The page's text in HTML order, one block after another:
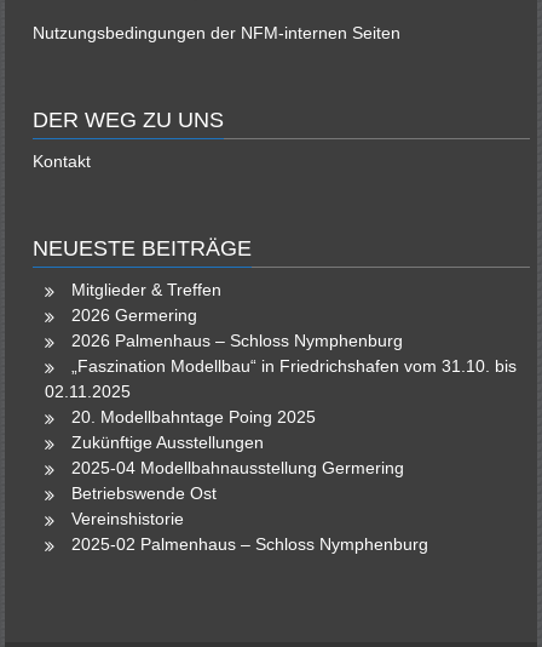
Nutzungsbedingungen der NFM-internen Seiten
DER WEG ZU UNS
Kontakt
NEUESTE BEITRÄGE
Mitglieder & Treffen
2026 Germering
2026 Palmenhaus – Schloss Nymphenburg
„Faszination Modellbau“ in Friedrichshafen vom 31.10. bis
02.11.2025
20. Modellbahntage Poing 2025
Zukünftige Ausstellungen
2025-04 Modellbahnausstellung Germering
Betriebswende Ost
Vereinshistorie
2025-02 Palmenhaus – Schloss Nymphenburg